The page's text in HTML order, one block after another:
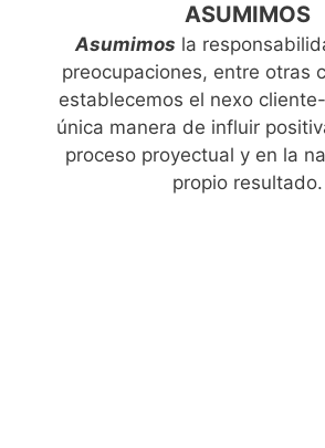
ASUMIMOS
Asumimos la
preocupaciones, entre otras
establecemos el nexo
única manera de influir
proceso proyectual y en la
propio resultado.